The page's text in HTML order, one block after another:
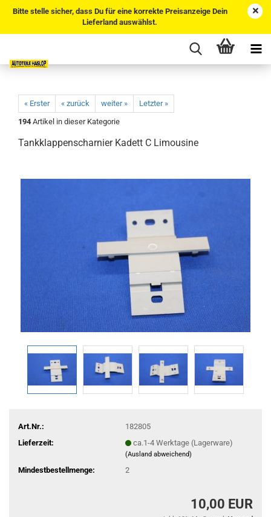
Bitte stelle sicher, dass Du für eine korrekte Preisanzeige Dein
Lieferland auswählst.
« Erster « zurück weiter »
Letzter »
194 Artikel in dieser Kategorie
Tankklappenscharnier Kadett C Limousine
Art.Nr.:
182805
Lieferzeit:
ca.1-4 Werktage (Lagerware)
(Ausland abweichend)
Mindestbestellmenge: 2
10,00 EUR